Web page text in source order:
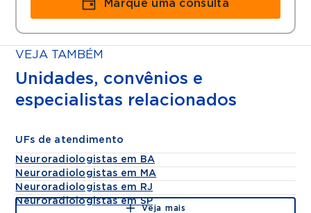
Marque uma consulta
VEJA TAMBÉM
Unidades, convênios e
especialistas relacionados
UFs de atendimento
Neuroradiologistas em BA
Neuroradiologistas em MA
Neuroradiologistas em RJ
Neuroradiologistas em SP
Veja mais